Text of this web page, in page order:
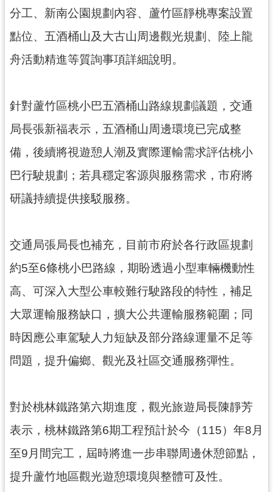
民
服
務
政
訊
開
回
首
頁
站
導
覽
市
政
信
箱
常
答
桃
市
政
分工、新南公園規劃內容、蘆竹區靜桃專案設置
點位、五酒桶山及大古山周邊觀光規劃、陸上龍
舟活動精進等質詢事項詳細說明。
針對蘆竹區桃小巴五酒桶山路線規劃議題，交通
局長張新福表示，五酒桶山周邊環境已完成整
備，後續將視遊憩人潮及實際運輸需求評估桃小
巴行駛規劃；若具穩定客源與服務需求，市府將
研議持續提供接駁服務。
交通局張局長也補充，目前市府於各行政區規劃
約5至6條桃小巴路線，期盼透過小型車輛機動性
高、可深入大型公車較難行駛路段的特性，補足
大眾運輸服務缺口，擴大公共運輸服務範圍；同
時因應公車駕駛人力短缺及部分路線運量不足等
問題，提升偏鄉、觀光及社區交通服務彈性。
對於桃林鐵路第六期進度，觀光旅遊局長陳靜芳
表示，桃林鐵路第6期工程預計於今（115）年8月
至9月間完工，屆時將進一步串聯周邊休憩節點，
提升蘆竹地區觀光遊憩環境與整體可及性。